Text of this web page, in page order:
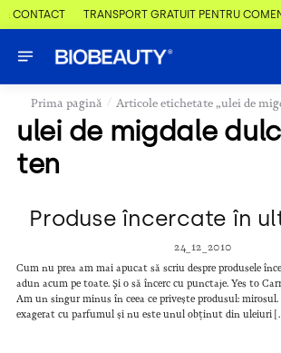
CONTACT TRANSPORT GRATUIT PENTRU
Prima pagină / Articole etichetate „ulei de
ulei de migdale
ten
Produse încercate în
24_12_2010
Cum nu prea am mai apucat să scriu despre produsele
adun acum pe toate. Și o să încerc cu punctaje. Yes to
Am un singur minus în ceea ce privește produsul:
exagerat cu parfumul și nu este unul obținut din uleiuri